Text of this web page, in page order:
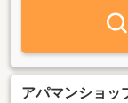
アパマンショ